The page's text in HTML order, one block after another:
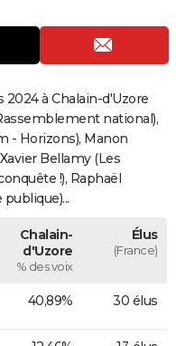
à Chalain-d'Uzore
national),
- Horizons), Manon
Bellamy (Les
!), Raphaël
Chalain-
d'Uzore
% des voix
Élus
(France)
40,89% 30 élus